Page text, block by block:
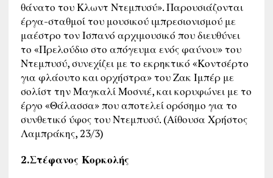
θάνατο του Κλωντ Ντεμπυσύ». Παρουσιάζονται
έργα-σταθμοί του μουσικού ιμπρεσιονισμού με
μαέστρο τον Ισπανό αρχιμουσικό που διευθύνει
το «Πρελούδιο στο απόγευμα ενός φαύνου» του
Ντεμπυσύ, συνεχίζει με το εκρηκτικό «Κοντσέρτο
για φλάουτο και ορχήστρα» του Ζακ Ιμπέρ με
σολίστ την Μαγκαλί Μοσνιέ, και κορυφώνει με το
έργο «Θάλασσα» που αποτελεί ορόσημο για το
συνθετικό ύφος του Ντεμπυσύ. (Αίθουσα Χρήστος
Λαμπράκης, 23/3)
2.Στέφανος Κορκολής